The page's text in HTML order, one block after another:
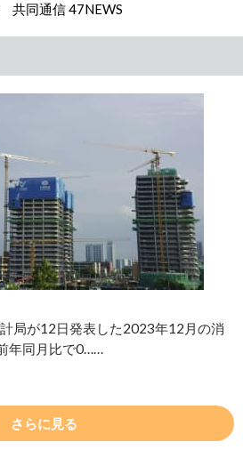
共同通信 47NEWS
計局が12日発表した2023年12月の消
年同月比で0……
さらに見る